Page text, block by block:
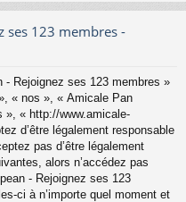
ses 123 membres -
- Rejoignez ses 123 membres »
« nos », « Amicale Pan
», « http://www.amicale-
d’être légalement responsable
pas d’être légalement
alors n’accédez pas
- Rejoignez ses 123
ci à n’importe quel moment et